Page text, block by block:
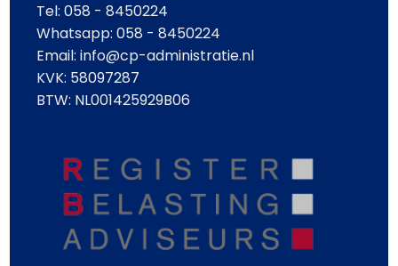
Tel: 058 - 8450224
Whatsapp:058 - 8450224
Email: info@cp-administratie.nl
KVK: 58097287
BTW: NL001425929B06